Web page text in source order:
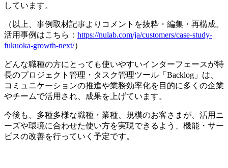
しています。
（以上、事例取材記事よりコメントを抜粋・編集・再構成。
活用事例はこちら： https://nulab.com/ja/customers/case-study-
fukuoka-growth-next/）
どんな職種の方にとっても使いやすいインターフェースが特
長のプロジェクト管理・タスク管理ツール「Backlog」は、
コミュニケーションの推進や業務効率化を目的に多くの企業
やチームで活用され、成果を上げています。
今後も、多種多様な職種・業種、規模のお客さまが、活用ニ
ーズや環境に合わせた使い方を実現できるよう、機能・サー
ビスの改善を行っていく予定です。